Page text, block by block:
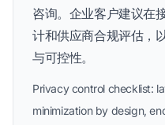
咨询。企业客户建议在
计和供应商合规评估，
与可控性。
Privacy control checklist:
minimization by design,